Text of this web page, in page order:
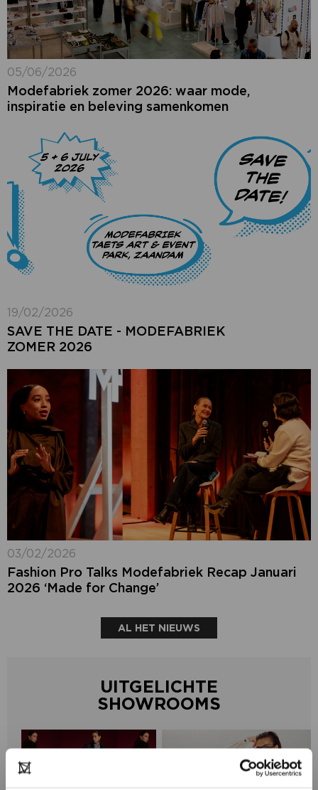
05/06/2026
Modefabriek zomer 2026: waar mode,
inspiratie en beleving samenkomen
19/02/2026
SAVE THE DATE - MODEFABRIEK
ZOMER 2026
03/02/2026
Fashion Pro Talks Modefabriek Recap Januari
2026 ‘Made for Change’
AL HET NIEUWS
UITGELICHTE
SHOWROOMS